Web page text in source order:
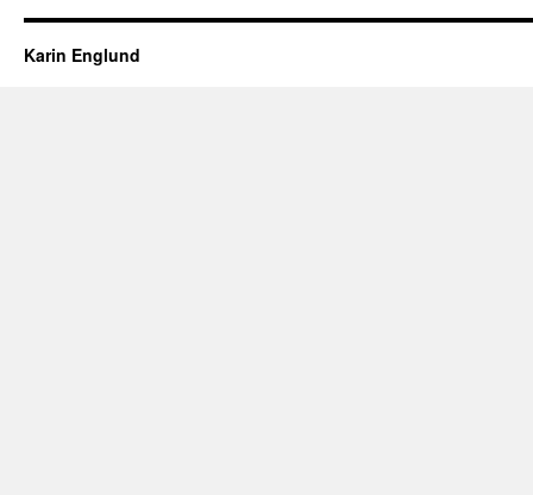
Karin Englund